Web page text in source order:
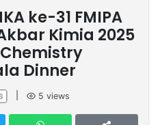
ke-31 FMIPA
Kimia 2025
Dinner
5 views